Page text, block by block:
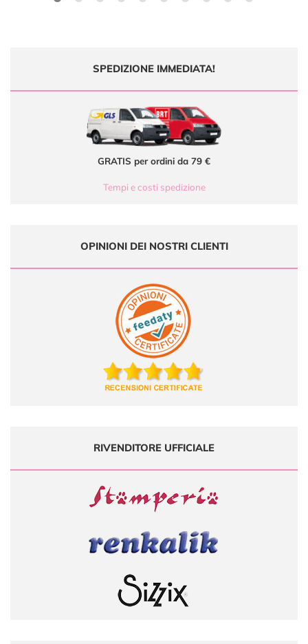
SPEDIZIONE IMMEDIATA!
GRATIS per ordini da 79 €
Tempi e costi spedizione
OPINIONI DEI NOSTRI CLIENTI
RIVENDITORE UFFICIALE